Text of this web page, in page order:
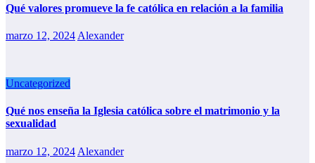
Qué valores promueve la fe católica en relación a la familia
marzo 12, 2024 Alexander
Uncategorized
Qué nos enseña la Iglesia católica sobre el matrimonio y la
sexualidad
marzo 12, 2024 Alexander